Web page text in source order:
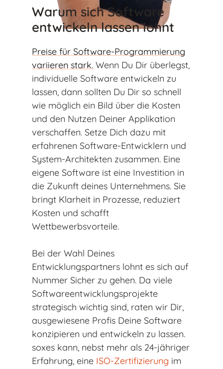
Warum sich Software
entwickeln lassen lohnt
Preise für Software-Programmierung
variieren stark. Wenn Du Dir überlegst,
individuelle Software entwickeln zu
lassen, dann sollten Du Dir so schnell
wie möglich ein Bild über die Kosten
und den Nutzen Deiner Applikation
verschaffen. Setze Dich dazu mit
erfahrenen Software-Entwicklern und
System-Architekten zusammen. Eine
eigene Software ist eine Investition in
die Zukunft deines Unternehmens. Sie
bringt Klarheit in Prozesse, reduziert
Kosten und schafft
Wettbewerbsvorteile.
Bei der Wahl Deines
Entwicklungspartners lohnt es sich auf
Nummer Sicher zu gehen. Da viele
Softwareentwicklungsprojekte
strategisch wichtig sind, raten wir Dir,
ausgewiesene Profis Deine Software
konzipieren und entwickeln zu lassen.
soxes kann, nebst mehr als 24-jähriger
Erfahrung, eine ISO-Zertifizierung im